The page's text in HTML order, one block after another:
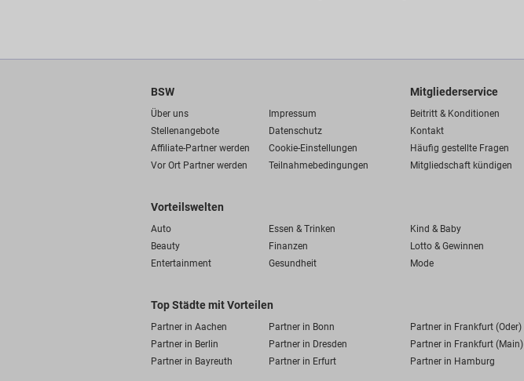
BSW
Über uns
Impressum
Stellenangebote
Datenschutz
Affiliate-Partner werden
Cookie-Einstellungen
Vor Ort Partner werden
Teilnahmebedingungen
Mitgliederservice
Beitritt & Konditionen
Kontakt
Häufig gestellte Fragen
Mitgliedschaft kündigen
Vorteilswelten
Auto Essen & Trinken Kind & Baby
Beauty
Finanzen Lotto & Gewinnen
Entertainment
Gesundheit Mode
Top Städte mit Vorteilen
Partner in Aachen Partner in Bonn Partner in Frankfurt (Oder)
Partner in Berlin
Partner in Dresden Partner in Frankfurt (Main)
Partner in Bayreuth
Partner in Erfurt Partner in Hamburg